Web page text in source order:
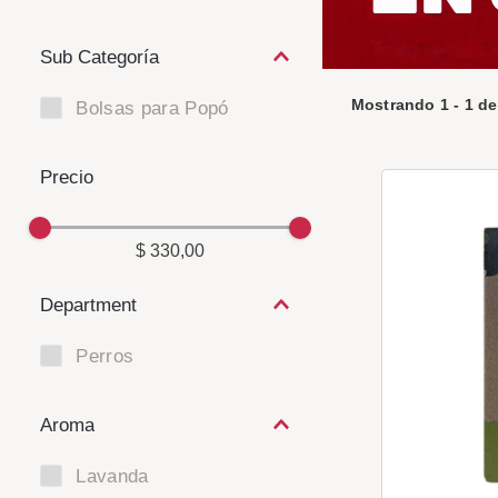
Department
Perros
Bolsas para Popó
Aroma
Lavanda
$ 330,00
Mostrando 1 - 1